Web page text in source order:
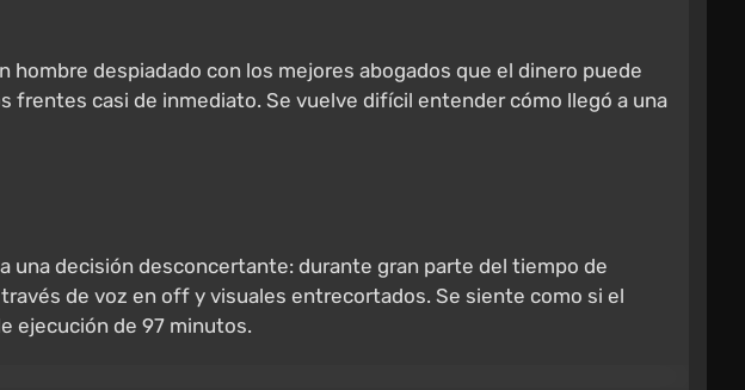
despiadado con los mejores abogados que el dinero puede
frentes casi de inmediato. Se vuelve difícil entender cómo llegó a una
una decisión desconcertante: durante gran parte del tiempo de
de voz en off y visuales entrecortados. Se siente como si el
ejecución de 97 minutos.